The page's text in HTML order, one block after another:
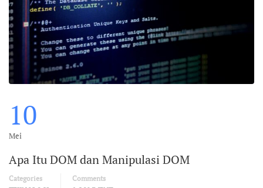
10
Mei
Apa Itu DOM dan Manipulasi DOM
Categories
Comments